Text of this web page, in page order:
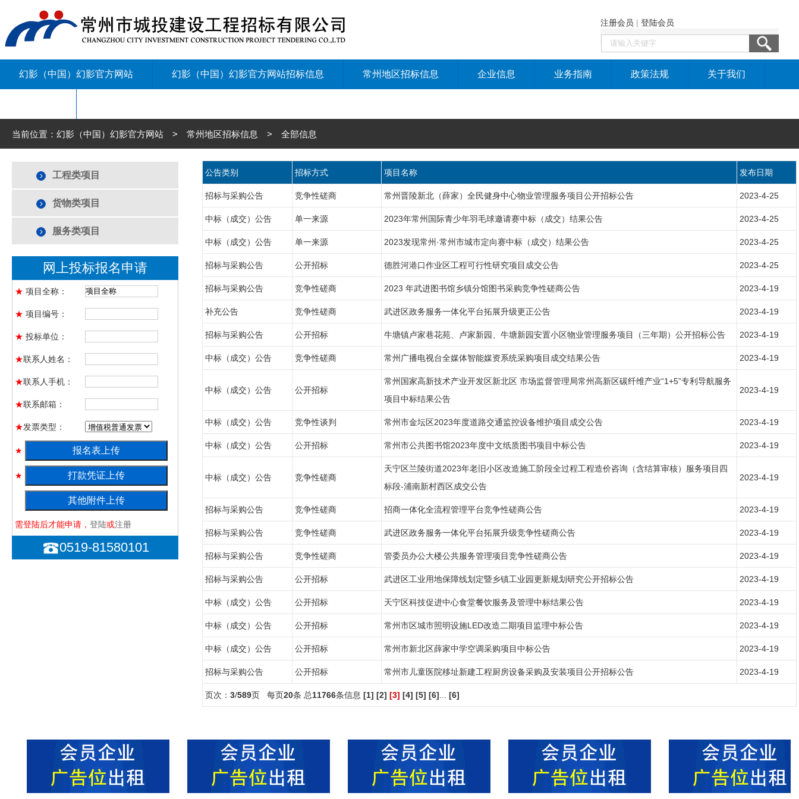
注册会员 | 登陆会员
幻影（中国）幻影官方网站 幻影（中国）幻影官方网站招标信息 常州地区招标信息 企业信息 业务指南 政策法规 关于我们
当前位置：幻影（中国）幻影官方网站 > 常州地区招标信息 > 全部信息
工程类项目
货物类项目
服务类项目
网上投标报名申请
★ 项目全称：
★ 项目编号：
★ 投标单位：
★联系人姓名：
★联系人手机：
★联系邮箱：
★发票类型：
★
★
需登陆后才能申请， 登陆或注册
0519-81580101
公告类别 招标方式 项目名称 发布日期
招标与采购公告 竞争性磋商 常州晋陵新北（薛家）全民健身中心物业管理服务项目公开招标公告 2023-4-25
中标（成交）公告 单一来源 2023年常州国际青少年羽毛球邀请赛中标（成交）结果公告 2023-4-25
中标（成交）公告 单一来源 2023发现常州·常州市城市定向赛中标（成交）结果公告 2023-4-25
招标与采购公告 公开招标 德胜河港口作业区工程可行性研究项目成交公告 2023-4-25
招标与采购公告 竞争性磋商 2023 年武进图书馆乡镇分馆图书采购竞争性磋商公告 2023-4-19
补充公告 竞争性磋商 武进区政务服务一体化平台拓展升级更正公告 2023-4-19
招标与采购公告 公开招标 牛塘镇卢家巷花苑、卢家新园、牛塘新园安置小区物业管理服务项目（三年期）公开招标公告 2023-4-19
中标（成交）公告 竞争性磋商 常州广播电视台全媒体智能媒资系统采购项目成交结果公告 2023-4-19
中标（成交）公告 公开招标
常州国家高新技术产业开发区新北区 市场监督管理局常州高新区碳纤维产业“1+5”专利导航服务
项目中标结果公告
2023-4-19
中标（成交）公告 竞争性谈判 常州市金坛区2023年度道路交通监控设备维护项目成交公告 2023-4-19
中标（成交）公告 公开招标 常州市公共图书馆2023年度中文纸质图书项目中标公告 2023-4-19
中标（成交）公告 竞争性磋商
天宁区兰陵街道2023年老旧小区改造施工阶段全过程工程造价咨询（含结算审核）服务项目四
标段-浦南新村西区成交公告
2023-4-19
招标与采购公告 竞争性磋商 招商一体化全流程管理平台竞争性磋商公告 2023-4-19
招标与采购公告 竞争性磋商 武进区政务服务一体化平台拓展升级竞争性磋商公告 2023-4-19
招标与采购公告 竞争性磋商 管委员办公大楼公共服务管理项目竞争性磋商公告 2023-4-19
招标与采购公告 公开招标 武进区工业用地保障线划定暨乡镇工业园更新规划研究公开招标公告 2023-4-19
中标（成交）公告 公开招标 天宁区科技促进中心食堂餐饮服务及管理中标结果公告 2023-4-19
中标（成交）公告 公开招标 常州市区城市照明设施LED改造二期项目监理中标公告 2023-4-19
中标（成交）公告 公开招标 常州市新北区薛家中学空调采购项目中标公告 2023-4-19
招标与采购公告 公开招标 常州市儿童医院移址新建工程厨房设备采购及安装项目公开招标公告 2023-4-19
页次： 3/589页 每页20条 总11766条信息 [1] [2] [3] [4] [5] [6] [6]